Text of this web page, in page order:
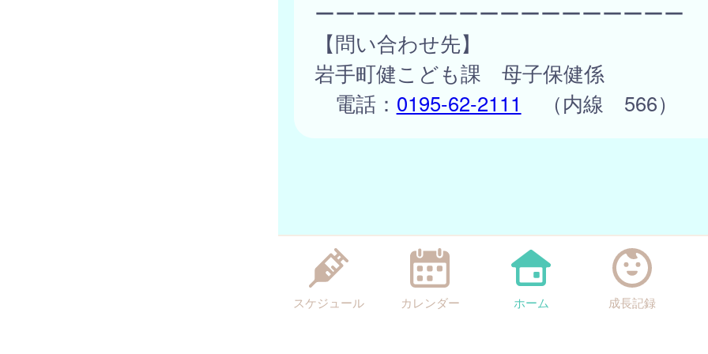
ーーーーーーーーーーーーーーーーーー
【問い合わせ先】
岩手町健こども課 母子保健係
電話： 0195-62-2111 （内線 566）
スケジュール カレンダー ホーム 成長記録